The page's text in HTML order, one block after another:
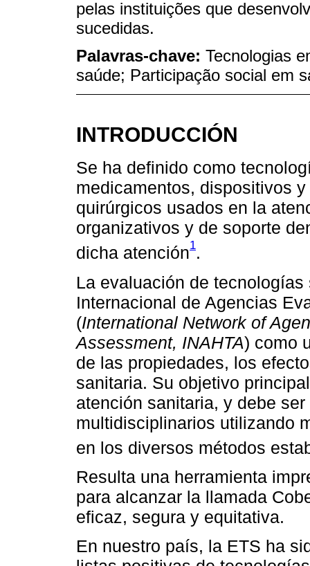
pelas instituições que
sucedidas.
Palavras-chave: Tecnologias
saúde; Participação social em
INTRODUCCIÓN
Se ha definido como
medicamentos, dispositivos
quirúrgicos usados en la
organizativos y de soporte
dicha atención1.
La evaluación de
Internacional de Agencias
(International Network of
Assessment, INAHTA) como
de las propiedades, los
sanitaria. Su objetivo
atención sanitaria, y debe
multidisciplinarios utilizando
en los diversos métodos
Resulta una herramienta
para alcanzar la llamada
eficaz, segura y equitativa.
En nuestro país, la ETS ha